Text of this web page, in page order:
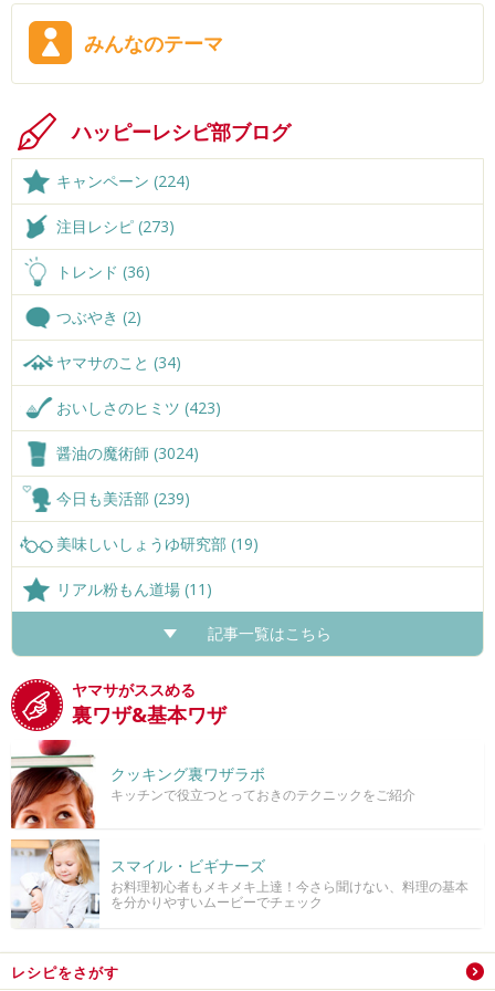
みんなのテーマ
ハッピーレシピ部ブログ
キャンペーン (224)
注目レシピ (273)
トレンド (36)
つぶやき (2)
ヤマサのこと (34)
おいしさのヒミツ (423)
醤油の魔術師 (3024)
今日も美活部 (239)
美味しいしょうゆ研究部 (19)
リアル粉もん道場 (11)
記事一覧はこちら
ヤマサがススめる
裏ワザ&基本ワザ
クッキング裏ワザラボ
キッチンで役立つとっておきのテクニックをご紹介
スマイル・ビギナーズ
お料理初心者もメキメキ上達！今さら聞けない、料理の基本
を分かりやすいムービーでチェック
レシピをさがす